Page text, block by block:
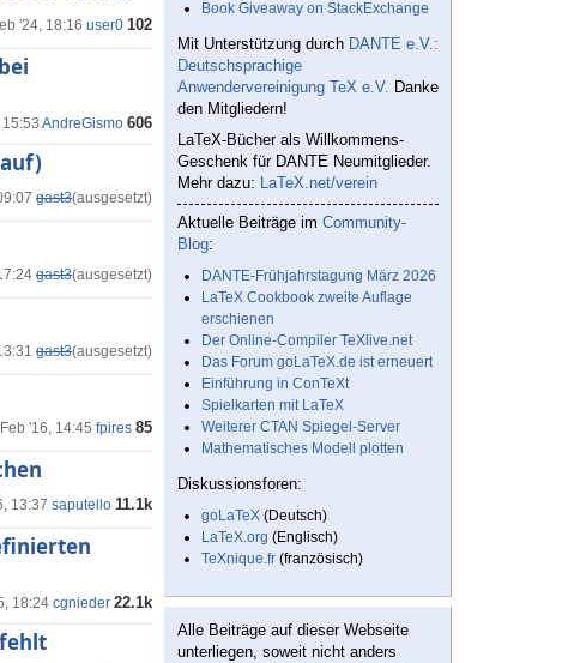
'24, 18:16 user0 102
AndreGismo 606
gast3(ausgesetzt)
gast3(ausgesetzt)
gast3(ausgesetzt)
'16, 14:45 fpires 85
13:37 saputello 11.1k
18:24 cgnieder 22.1k
Book Giveaway on StackExchange
Mit Unterstützung durch DANTE e.V.:
Deutschsprachige
Anwendervereinigung TeX e.V. Danke
den Mitgliedern!
LaTeX-Bücher als Willkommens-
Geschenk für DANTE Neumitglieder.
Mehr dazu: LaTeX.net/verein
Aktuelle Beiträge im Community-
Blog:
DANTE-Frühjahrstagung März 2026
LaTeX Cookbook zweite Auflage
erschienen
Der Online-Compiler TeXlive.net
Das Forum goLaTeX.de ist erneuert
Einführung in ConTeXt
Spielkarten mit LaTeX
Weiterer CTAN Spiegel-Server
Mathematisches Modell plotten
Diskussionsforen:
goLaTeX (Deutsch)
LaTeX.org (Englisch)
TeXnique.fr (französisch)
Alle Beiträge auf dieser Webseite
unterliegen, soweit nicht anders